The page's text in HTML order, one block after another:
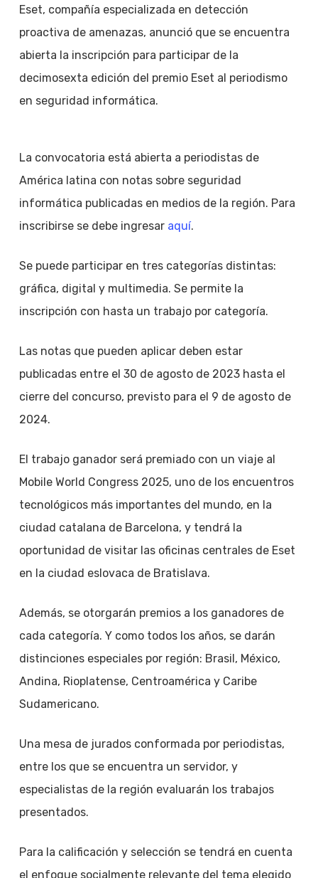
Eset, compañía especializada en detección
proactiva de amenazas, anunció que se encuentra
abierta la inscripción para participar de la
decimosexta edición del premio Eset al periodismo
en seguridad informática.
La convocatoria está abierta a periodistas de
América latina con notas sobre seguridad
informática publicadas en medios de la región. Para
inscribirse se debe ingresar aquí.
Se puede participar en tres categorías distintas:
gráfica, digital y multimedia. Se permite la
inscripción con hasta un trabajo por categoría.
Las notas que pueden aplicar deben estar
publicadas entre el 30 de agosto de 2023 hasta el
cierre del concurso, previsto para el 9 de agosto de
2024.
El trabajo ganador será premiado con un viaje al
Mobile World Congress 2025, uno de los encuentros
tecnológicos más importantes del mundo, en la
ciudad catalana de Barcelona, y tendrá la
oportunidad de visitar las oficinas centrales de Eset
en la ciudad eslovaca de Bratislava.
Además, se otorgarán premios a los ganadores de
cada categoría. Y como todos los años, se darán
distinciones especiales por región: Brasil, México,
Andina, Rioplatense, Centroamérica y Caribe
Sudamericano.
Una mesa de jurados conformada por periodistas,
entre los que se encuentra un servidor, y
especialistas de la región evaluarán los trabajos
presentados.
Para la calificación y selección se tendrá en cuenta
el enfoque socialmente relevante del tema elegido